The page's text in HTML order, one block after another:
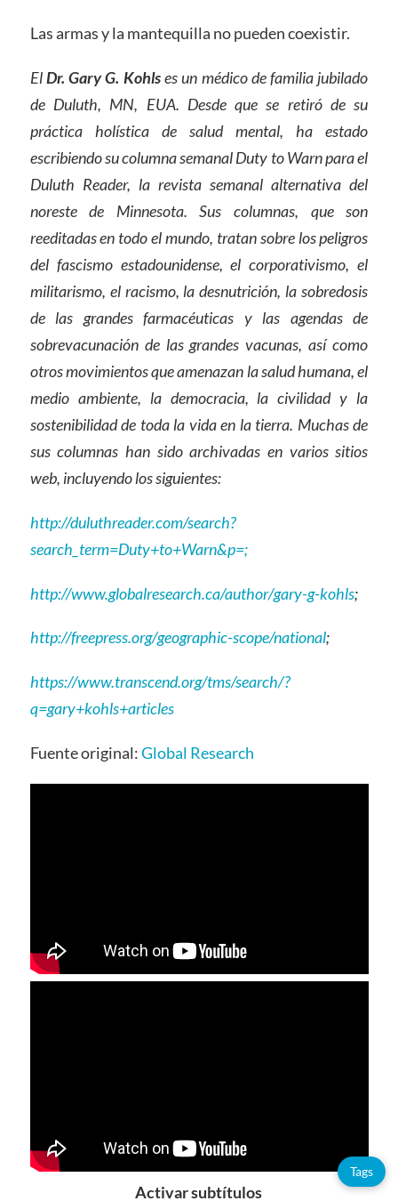
Las armas y la mantequilla no pueden coexistir.
ElDr. Gary G. Kohlses un médico de familia jubilado
de Duluth, MN, EUA. Desde que se retiró de su
práctica holística de salud mental, ha estado
escribiendo su columna semanal Duty to Warn para el
Duluth Reader, la revista semanal alternativa del
noreste de Minnesota. Sus columnas, que son
reeditadas en todo el mundo, tratan sobre los peligros
del fascismo estadounidense, el corporativismo, el
militarismo, el racismo, la desnutrición, la sobredosis
de las grandes farmacéuticas y las agendas de
sobrevacunación de las grandes vacunas, así como
otros movimientos que amenazan la salud humana, el
medio ambiente, la democracia, la civilidad y la
sostenibilidad de toda la vida en la tierra. Muchas de
sus columnas han sido archivadas en varios sitios
web, incluyendo los siguientes:
http://duluthreader.com/search?
search_term=Duty+to+Warn&p=;
http://www.globalresearch.ca/author/gary-g-kohls;
http://freepress.org/geographic-scope/national;
https://www.transcend.org/tms/search/?
q=gary+kohls+articles
Fuente original:Global Research
Activar subtítulos
Tags